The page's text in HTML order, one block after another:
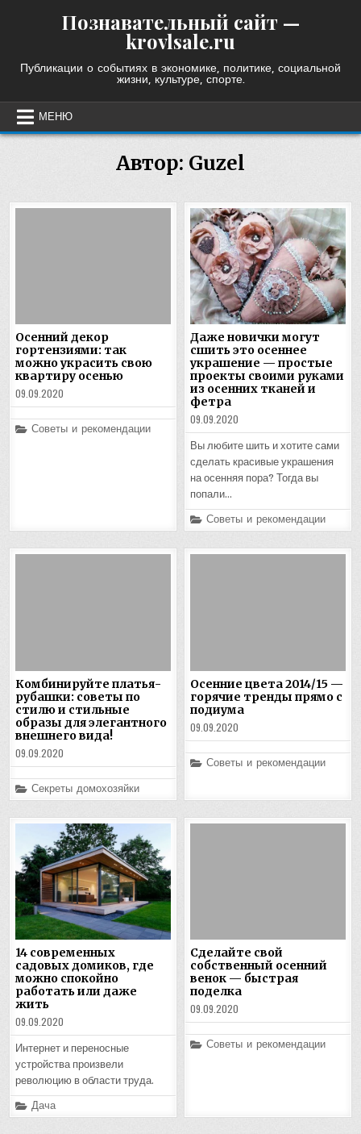
Познавательный сайт —
krovlsale.ru
Публикации о событиях в экономике, политике, социальной
жизни, культуре, спорте.
МЕНЮ
Автор: Guzel
Осенний декор
гортензиями: так
можно украсить свою
квартиру осенью
09.09.2020
Posted
Советы и рекомендации
Даже новички могут
сшить это осеннее
украшение — простые
проекты своими руками
из осенних тканей и
фетра
09.09.2020
Вы любите шить и хотите сами
сделать красивые украшения
на осенняя пора? Тогда вы
попали…
Posted
in
Советы и рекомендации
Комбинируйте платья-
рубашки: советы по
стилю и стильные
образы для элегантного
внешнего вида!
09.09.2020
Posted
in
Секреты домохозяйки
Осенние цвета 2014/15 —
горячие тренды прямо с
подиума
09.09.2020
Posted
Советы и рекомендации
14 современных
садовых домиков, где
можно спокойно
работать или даже
жить
09.09.2020
Интернет и переносные
устройства произвели
революцию в области труда.
Posted
in
Дача
Сделайте свой
собственный осенний
венок — быстрая
поделка
09.09.2020
Posted
Советы и рекомендации